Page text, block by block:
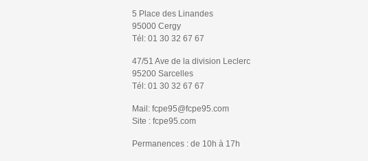
5 Place des Linandes
95000 Cergy
Tél: 01 30 32 67 67
47/51 Ave de la division Leclerc
95200 Sarcelles
Tél: 01 30 32 67 67
Mail: fcpe95@fcpe95.com
Site : fcpe95.com
Permanences : de 10h à 17h